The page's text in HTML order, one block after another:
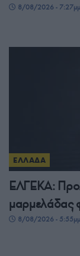
8/08/2026 - 7:27μμ
ΕΛΛΑΔΑ
ΕΛΓΕΚΑ:
μαρμελάδας
8/08/2026 - 5:55μμ